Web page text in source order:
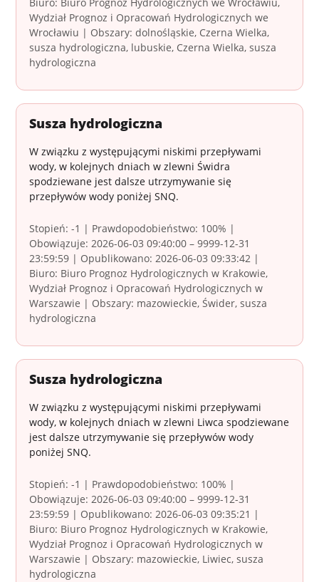
Wydział Prognoz i Opracowań Hydrologicznych we
Wrocławiu | Obszary: dolnośląskie, Czerna Wielka,
susza hydrologiczna, lubuskie, Czerna Wielka, susza
hydrologiczna
Susza hydrologiczna
W związku z występującymi niskimi przepływami
wody, w kolejnych dniach w zlewni Świdra
spodziewane jest dalsze utrzymywanie się
przepływów wody poniżej SNQ.
Stopień: -1 | Prawdopodobieństwo: 100% |
Obowiązuje: 2026-06-03 09:40:00 – 9999-12-31
23:59:59 | Opublikowano: 2026-06-03 09:33:42 |
Biuro: Biuro Prognoz Hydrologicznych w Krakowie,
Wydział Prognoz i Opracowań Hydrologicznych w
Warszawie | Obszary: mazowieckie, Świder, susza
hydrologiczna
Susza hydrologiczna
W związku z występującymi niskimi przepływami
wody, w kolejnych dniach w zlewni Liwca spodziewane
jest dalsze utrzymywanie się przepływów wody
poniżej SNQ.
Stopień: -1 | Prawdopodobieństwo: 100% |
Obowiązuje: 2026-06-03 09:40:00 – 9999-12-31
23:59:59 | Opublikowano: 2026-06-03 09:35:21 |
Biuro: Biuro Prognoz Hydrologicznych w Krakowie,
Wydział Prognoz i Opracowań Hydrologicznych w
Warszawie | Obszary: mazowieckie, Liwiec, susza
hydrologiczna